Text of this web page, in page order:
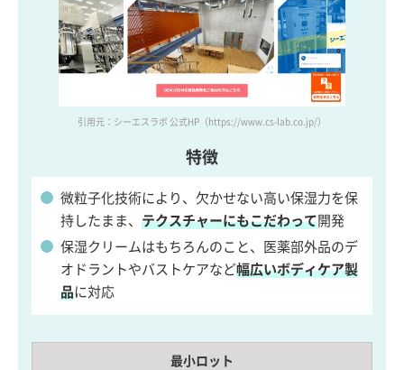
引用元：シーエスラボ 公式HP （https://www.cs-lab.co.jp/）
特徴
微粒子化技術により、欠かせない高い保湿力を保
持したまま、 テクスチャーにもこだわって開発
保湿クリームはもちろんのこと、医薬部外品のデ
オドラントやバストケアなど幅広いボディケア製
品に対応
最小ロット